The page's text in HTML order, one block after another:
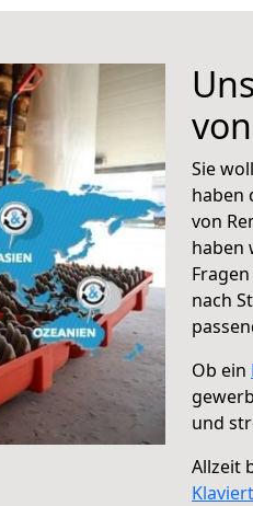
Sie
haben
von
haben
nach
Ob ein
und
Allzeit